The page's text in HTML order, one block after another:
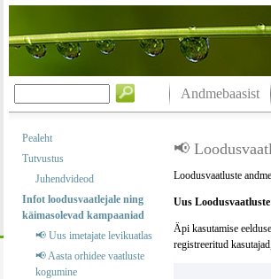
Andmebaasist
Pealeht
Tutvustus
Juhendvideod
Infot loodusvaatlejale ning
käimasolevad kampaaniad
📢 Uus imetajate levikuatlas
📢 Aasta orhidee vaatluste
kogumine
📢
Loodusvaatluste
Uus
Äpi kasutamise
registreeritud